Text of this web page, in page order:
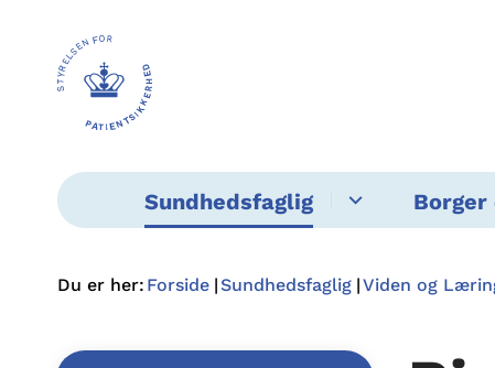
Sundhedsfaglig
Du er her: Forside Sundhedsfaglig Viden og